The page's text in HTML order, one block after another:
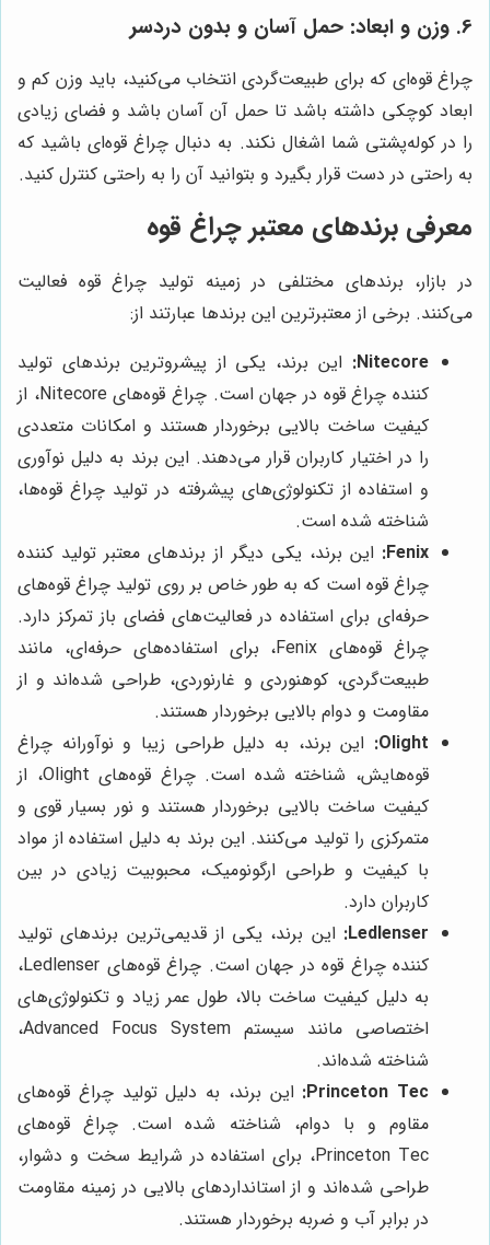
6. وزن و ابعاد: حمل آسان و بدون دردسر
چراغ قوه‌ای که برای طبیعت‌گردی انتخاب می‌کنید، باید وزن کم و
ابعاد کوچکی داشته باشد تا حمل آن آسان باشد و فضای زیادی
را در کوله‌پشتی شما اشغال نکند. به دنبال چراغ قوه‌ای باشید که
به راحتی در دست قرار بگیرد و بتوانید آن را به راحتی کنترل کنید.
معرفی برندهای معتبر چراغ قوه
در بازار، برندهای مختلفی در زمینه تولید چراغ قوه فعالیت
می‌کنند. برخی از معتبرترین این برندها عبارتند از:
Nitecore: این برند، یکی از پیشروترین برندهای تولید
کننده چراغ قوه در جهان است. چراغ قوه‌های Nitecore، از
کیفیت ساخت بالایی برخوردار هستند و امکانات متعددی
را در اختیار کاربران قرار می‌دهند. این برند به دلیل نوآوری
و استفاده از تکنولوژی‌های پیشرفته در تولید چراغ قوه‌ها،
شناخته شده است.
Fenix: این برند، یکی دیگر از برندهای معتبر تولید کننده
چراغ قوه است که به طور خاص بر روی تولید چراغ قوه‌های
حرفه‌ای برای استفاده در فعالیت‌های فضای باز تمرکز دارد.
چراغ قوه‌های Fenix، برای استفاده‌های حرفه‌ای، مانند
طبیعت‌گردی، کوهنوردی و غارنوردی، طراحی شده‌اند و از
مقاومت و دوام بالایی برخوردار هستند.
Olight: این برند، به دلیل طراحی زیبا و نوآورانه چراغ
قوه‌هایش، شناخته شده است. چراغ قوه‌های Olight، از
کیفیت ساخت بالایی برخوردار هستند و نور بسیار قوی و
متمرکزی را تولید می‌کنند. این برند به دلیل استفاده از مواد
با کیفیت و طراحی ارگونومیک، محبوبیت زیادی در بین
کاربران دارد.
Ledlenser: این برند، یکی از قدیمی‌ترین برندهای تولید
کننده چراغ قوه در جهان است. چراغ قوه‌های Ledlenser،
به دلیل کیفیت ساخت بالا، طول عمر زیاد و تکنولوژی‌های
اختصاصی مانند سیستم Advanced Focus System،
شناخته شده‌اند.
Princeton Tec: این برند، به دلیل تولید چراغ قوه‌های
مقاوم و با دوام، شناخته شده است. چراغ قوه‌های
Princeton Tec، برای استفاده در شرایط سخت و دشوار،
طراحی شده‌اند و از استانداردهای بالایی در زمینه مقاومت
در برابر آب و ضربه برخوردار هستند.